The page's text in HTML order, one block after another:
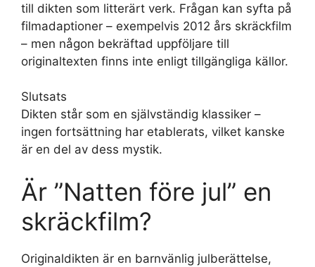
till dikten som litterärt verk. Frågan kan syfta på
filmadaptioner – exempelvis 2012 års skräckfilm
– men någon bekräftad uppföljare till
originaltexten finns inte enligt tillgängliga källor.
Slutsats
Dikten står som en självständig klassiker –
ingen fortsättning har etablerats, vilket kanske
är en del av dess mystik.
Är ”Natten före jul” en
skräckfilm?
Originaldikten är en barnvänlig julberättelse,